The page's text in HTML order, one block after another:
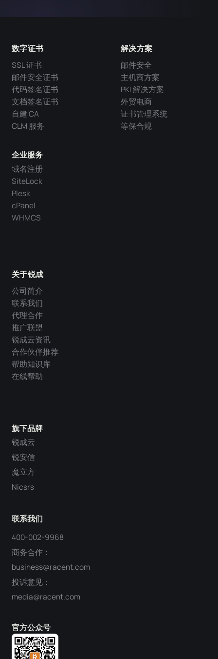
旗下品牌
锐成云
锐安信
魔立方
Nicsrs
联系我们
400-002-9968
商务合作：
business@racent.com
投诉意见：
media@racent.com
官方公众号
数字证书
SSL 证书
邮件安全证书
代码签名证书
文档签名证书
自建 CA
CLM 服务
企业服务
域名注册
SiteLock
Plesk
cPanel
WHMCS
解决方案
邮件安全
主机商方案
PKI 解决方案
外贸电商
证书管理系统
等保合规
关于锐成
公司简介
联系我们
代理合作
推广联盟
锐成云资讯
合作伙伴推荐
帮助知识库
在线帮助